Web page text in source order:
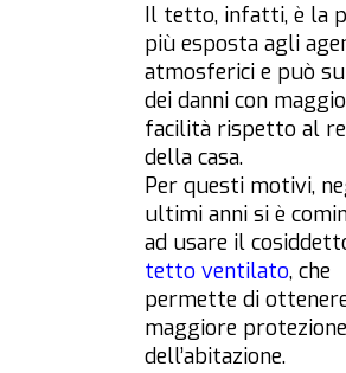
Il tetto, infatti, è la
più esposta agli
atmosferici e può
dei danni con
facilità rispetto al
della casa.
Per questi motivi,
ultimi anni si è
ad usare il
tetto ventilato, che
permette di
maggiore protezione
dell’abitazione.